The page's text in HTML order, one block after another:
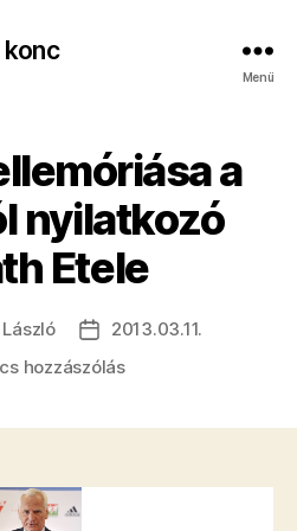
konc
Menü
a
nyilatkozó
Etele
Bejegyzés
dátuma
2013.03.11.
hozzászólása(z)